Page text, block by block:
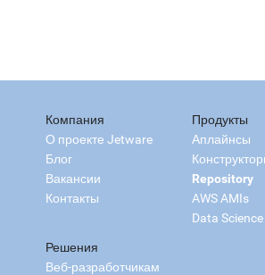
Компания
О проекте Jetware
Блог
Вакансии
Контакты
Продукты
Аплайнсы
Repository
AWS AMIs
Data Science
Решения
Веб-разработчикам